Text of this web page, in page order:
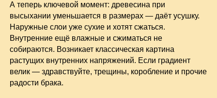
А теперь ключевой момент: древесина при
высыхании уменьшается в размерах — даёт усушку.
Наружные слои уже сухие и хотят сжаться.
Внутренние ещё влажные и сжиматься не
собираются. Возникает классическая картина
растущих внутренних напряжений. Если градиент
велик — здравствуйте, трещины, коробление и прочие
радости брака.